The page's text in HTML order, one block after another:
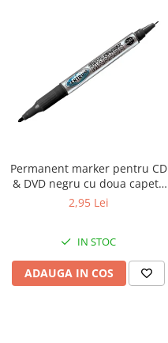
Permanent marker pentru CD
& DVD negru cu doua capete
Centrum
2,95 Lei
IN STOC
ADAUGA IN COS